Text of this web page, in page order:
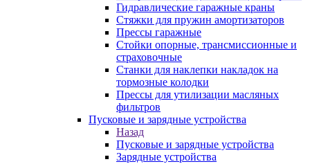
Гидравлические гаражные краны
Стяжки для пружин амортизаторов
Прессы гаражные
Стойки опорные, трансмиссионные и
страховочные
Станки для наклепки накладок на
тормозные колодки
Прессы для утилизации масляных
фильтров
Пусковые и зарядные устройства
Назад
Пусковые и зарядные устройства
Зарядные устройства